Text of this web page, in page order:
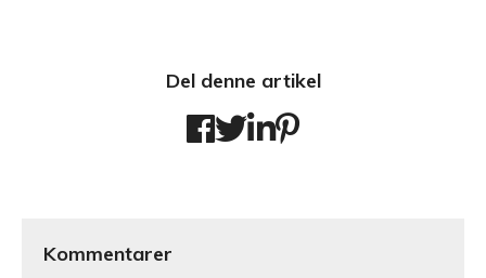
Del denne artikel
Kommentarer